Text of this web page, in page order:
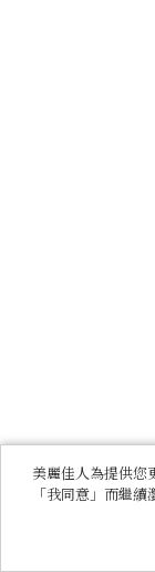
美麗佳人為提供您
「我同意」而繼